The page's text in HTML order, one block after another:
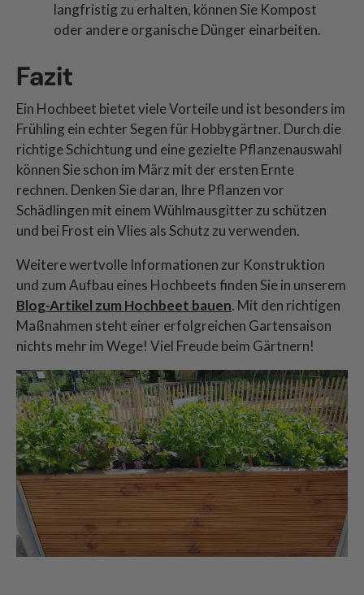
langfristig zu erhalten, können Sie Kompost
oder andere organische Dünger einarbeiten.
Fazit
Ein Hochbeet bietet viele Vorteile und ist besonders im
Frühling ein echter Segen für Hobbygärtner. Durch die
richtige Schichtung und eine gezielte Pflanzenauswahl
können Sie schon im März mit der ersten Ernte
rechnen. Denken Sie daran, Ihre Pflanzen vor
Schädlingen mit einem Wühlmausgitter zu schützen
und bei Frost ein Vlies als Schutz zu verwenden.
Weitere wertvolle Informationen zur Konstruktion
und zum Aufbau eines Hochbeets finden Sie in unserem
Blog-Artikel zum Hochbeet bauen. Mit den richtigen
Maßnahmen steht einer erfolgreichen Gartensaison
nichts mehr im Wege! Viel Freude beim Gärtnern!